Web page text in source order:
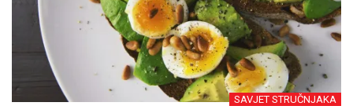
SAVJET STRUČNJAKA